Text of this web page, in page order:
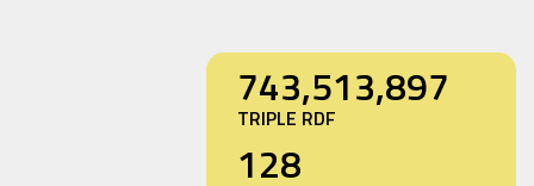
743,513,897
TRIPLE RDF
128